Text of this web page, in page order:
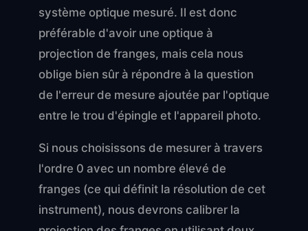
système optique mesuré. Il est donc
préférable d'avoir une optique à
projection de franges, mais cela nous
oblige bien sûr à répondre à la question
de l'erreur de mesure ajoutée par l'optique
entre le trou d'épingle et l'appareil photo.
Si nous choisissons de mesurer à travers
l'ordre 0 avec un nombre élevé de
franges (ce qui définit la résolution de cet
instrument), nous devrons calibrer la